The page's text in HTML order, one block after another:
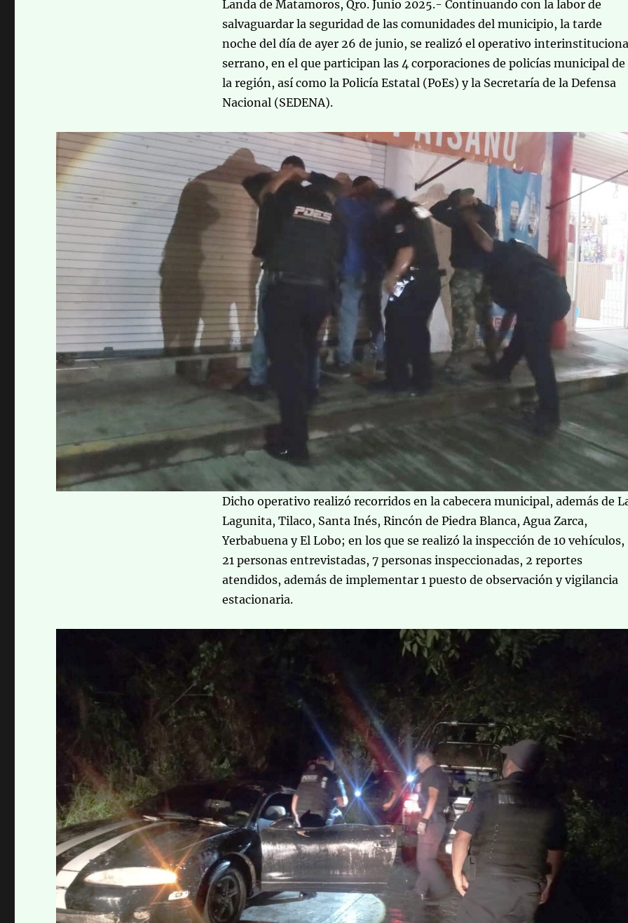
Landa de Matamoros, Qro. Junio 2025.- Continuando con la labor de
salvaguardar la seguridad de las comunidades del municipio, la tarde
noche del día de ayer 26 de junio, se realizó el operativo
serrano, en el que participan las 4 corporaciones de policías municipal de
la región, así como la Policía Estatal (PoEs) y la Secretaría de la Defensa
Nacional (SEDENA).
Dicho operativo realizó recorridos en la cabecera municipal, además de
Lagunita, Tilaco, Santa Inés, Rincón de Piedra Blanca, Agua Zarca,
Yerbabuena y El Lobo; en los que se realizó la inspección de 10 vehículos,
21 personas entrevistadas, 7 personas inspeccionadas, 2 reportes
atendidos, además de implementar 1 puesto de observación y vigilancia
estacionaria.